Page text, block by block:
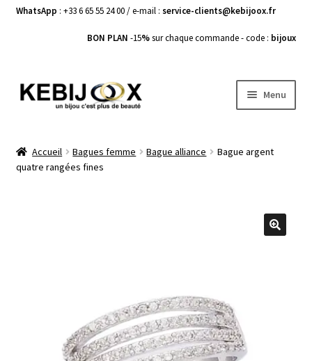
WhatsApp : +33 6 65 55 24 00 / e-mail : service-clients@kebijoox.fr
BON PLAN -15%sur chaque commande - code : bijoux
Aller
à
Aller
au
Menu
Boucles d’Oreilles
Nos offres bijoux
Accueil Bagues femme Bague alliance
Bague argent
quatre rangées fines